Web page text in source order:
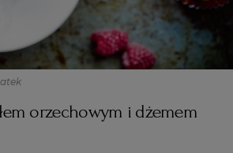
orzechowym i dżemem